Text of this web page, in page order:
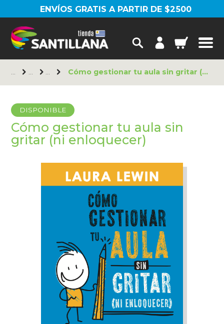
ENVÍOS GRATIS A PARTIR DE $2500
Cómo gestionar tu aula sin gritar (ni enloquecer)
DISPONIBLE
Cómo gestionar tu aula sin
gritar (ni enloquecer)